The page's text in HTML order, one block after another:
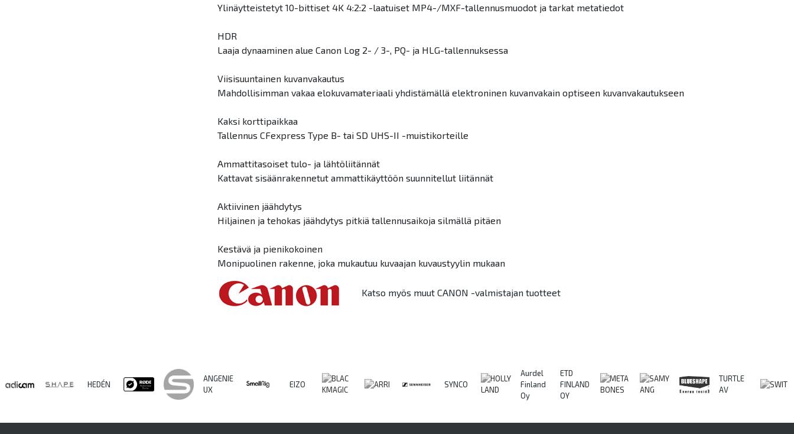
Ylinäytteistetyt 10-bittiset 4K 4:2:2 -laatuiset MP4-/MXF-tallennusmuodot ja tarkat metatiedot
HDR
Laaja dynaaminen alue Canon Log 2- / 3-, PQ- ja HLG-tallennuksessa
Viisisuuntainen kuvanvakautus
Mahdollisimman vakaa elokuvamateriaali yhdistämällä elektroninen kuvanvakain optiseen kuvanvakautukseen
Kaksi korttipaikkaa
Tallennus CFexpress Type B- tai SD UHS-II -muistikorteille
Ammattitasoiset tulo- ja lähtöliitännät
Kattavat sisäänrakennetut ammattikäyttöön suunnitellut liitännät
Aktiivinen jäähdytys
Hiljainen ja tehokas jäähdytys pitkiä tallennusaikoja silmällä pitäen
Kestävä ja pienikokoinen
Monipuolinen rakenne, joka mukautuu kuvaajan kuvaustyylin mukaan
Katso myös muut CANON -valmistajan tuotteet
HEDÉN
ANGENIE
UX
EIZO SYNCO
Aurdel
Finland
Oy
ETD
FINLAND
OY
TURTLE
AV